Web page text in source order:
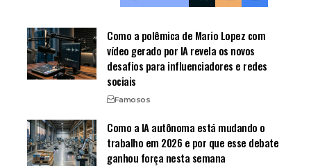
Como a polêmica de Mario Lopez com
vídeo gerado por IA revela os novos
desafios para influenciadores e redes
sociais
Famosos
Como a IA autônoma está mudando o
trabalho em 2026 e por que esse debate
ganhou força nesta semana